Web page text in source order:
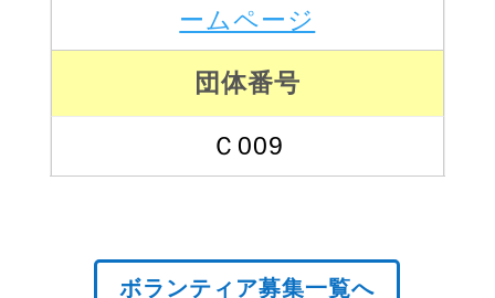
ームページ
団体番号
Ｃ009
ボランティア募集一覧へ